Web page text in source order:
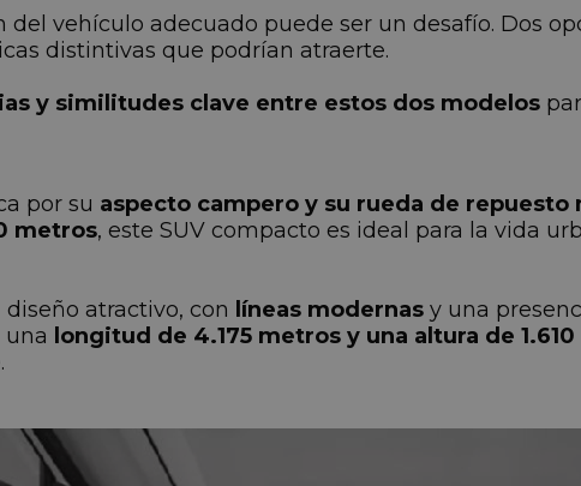
del vehículo adecuado puede ser un desafío. Dos
distintivas que podrían atraerte.
y similitudes clave entre estos dos modelos
por su aspecto campero y su rueda de
metros, este SUV compacto es ideal para la vida
atractivo, con líneas modernas y una
una longitud de 4.175 metros y una altura de